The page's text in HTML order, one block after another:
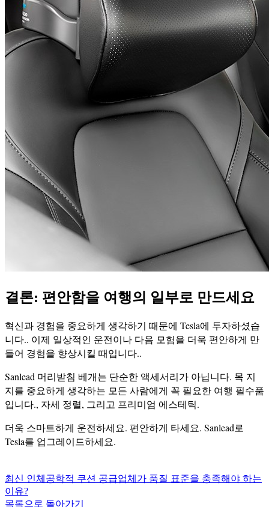
결론: 편안함을 여행의 일부로 만드세요
혁신과 경험을 중요하게 생각하기 때문에 Tesla에 투자하셨습
니다.. 이제 일상적인 운전이나 다음 모험을 더욱 편안하게 만
들어 경험을 향상시킬 때입니다..
Sanlead 머리받침 베개는 단순한 액세서리가 아닙니다. 목 지
지를 중요하게 생각하는 모든 사람에게 꼭 필요한 여행 필수품
입니다., 자세 정렬, 그리고 프리미엄 에스테틱.
더욱 스마트하게 운전하세요. 편안하게 타세요. Sanlead로
Tesla를 업그레이드하세요.
최신 인체공학적 쿠션 공급업체가 품질 표준을 충족해야 하는
이유?
목록으로 돌아가기